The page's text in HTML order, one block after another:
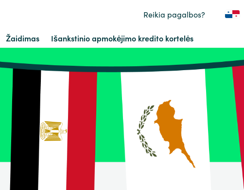
Reikia pagalbos?
Žaidimas Išankstinio apmokėjimo kredito kortelės